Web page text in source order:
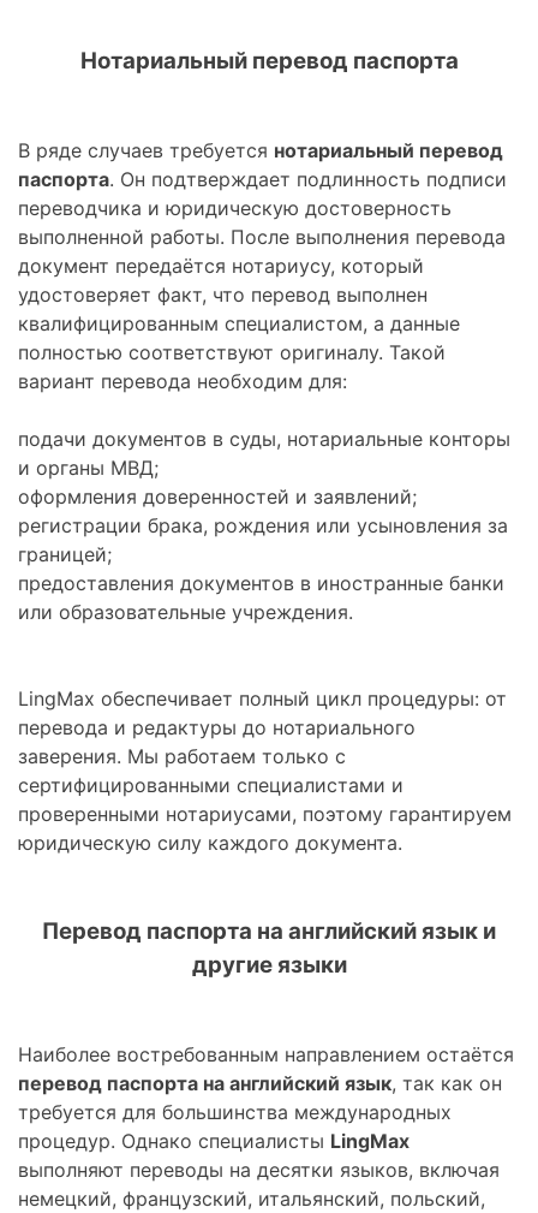
Нотариальный перевод паспорта
В ряде случаев требуется нотариальный перевод
паспорта. Он подтверждает подлинность подписи
переводчика и юридическую достоверность
выполненной работы. После выполнения перевода
документ передаётся нотариусу, который
удостоверяет факт, что перевод выполнен
квалифицированным специалистом, а данные
полностью соответствуют оригиналу. Такой
вариант перевода необходим для:
подачи документов в суды, нотариальные конторы
и органы МВД;
оформления доверенностей и заявлений;
регистрации брака, рождения или усыновления за
границей;
предоставления документов в иностранные банки
или образовательные учреждения.
LingMax обеспечивает полный цикл процедуры: от
перевода и редактуры до нотариального
заверения. Мы работаем только с
сертифицированными специалистами и
проверенными нотариусами, поэтому гарантируем
юридическую силу каждого документа.
Перевод паспорта на английский язык и
другие языки
Наиболее востребованным направлением остаётся
перевод паспорта на английский язык, так как он
требуется для большинства международных
процедур. Однако специалисты LingMax
выполняют переводы на десятки языков, включая
немецкий, французский, итальянский, польский,